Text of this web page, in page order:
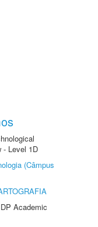
- Level 1D
(Câmpus
Academic